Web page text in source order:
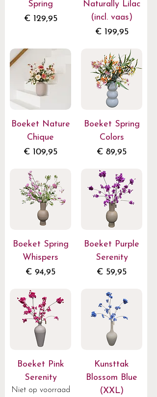
Spring
Prijs
€ 129,95
Naturally Lilac
(incl. vaas)
Prijs
€ 199,95
Boeket Nature
Chique
Prijs
€ 109,95
Boeket Spring
Colors
Prijs
€ 89,95
Boeket Spring
Whispers
Prijs
€ 94,95
Boeket Purple
Serenity
Prijs
€ 59,95
Boeket Pink
Serenity
Niet op voorraad
Kunsttak
Blossom Blue
(XXL)